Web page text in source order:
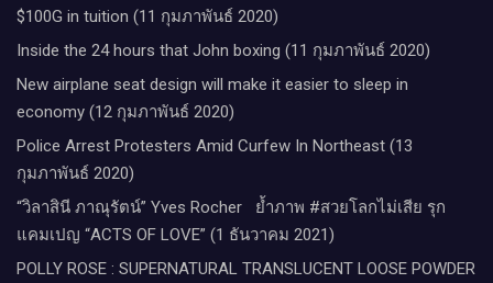
$100G in tuition (11 กุมภาพันธ์ 2020)
Inside the 24 hours that John boxing (11 กุมภาพันธ์ 2020)
New airplane seat design will make it easier to sleep in
economy (12 กุมภาพันธ์ 2020)
Police Arrest Protesters Amid Curfew In Northeast (13
กุมภาพันธ์ 2020)
“วิลาสินี ภาณุรัตน์” Yves Rocher​ ย้ำภาพ #สวยโลกไม่เสีย รุก
แคมเปญ “ACTS OF LOVE” (1 ธันวาคม 2021)
POLLY ROSE : SUPERNATURAL TRANSLUCENT LOOSE POWDER